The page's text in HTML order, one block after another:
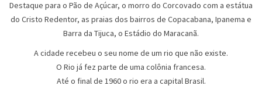
Destaque para o Pão de Açúcar, o morro do Corcovado com a estátua
do Cristo Redentor, as praias dos bairros de Copacabana, Ipanema e
Barra da Tijuca, o Estádio do Maracanã.
A cidade recebeu o seu nome de um rio que não existe.
O Rio já fez parte de uma colônia francesa.
Até o final de 1960 o rio era a capital Brasil.